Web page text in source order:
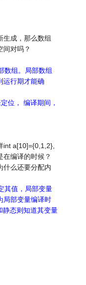
生成，那么数组
间对吗？
数组。局部数组
运行期才能确
位， 编译期间，
int a[10]={0,1,2},
在编译的时候？
什么还要分配内
其值，局部变量
局部变量编译时
静态则知道其变量